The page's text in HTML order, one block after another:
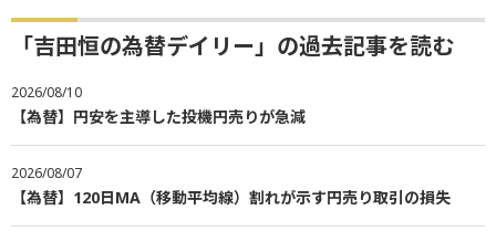
「吉田恒の為替デイリー」の過去記事を読む
2026/08/10
【為替】円安を主導した投機円売りが急減
2026/08/07
【為替】120日MA（移動平均線）割れが示す円売り取引の損失